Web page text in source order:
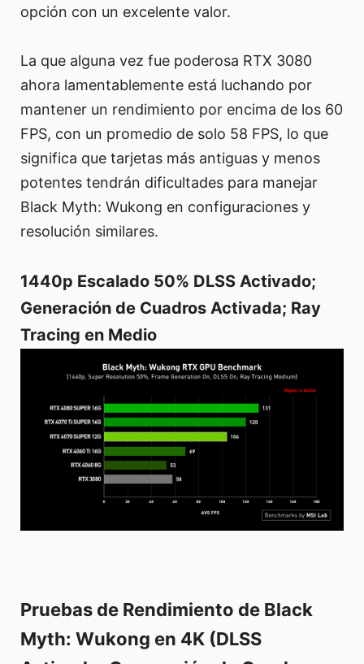
opción con un excelente valor.
La que alguna vez fue poderosa RTX 3080
ahora lamentablemente está luchando por
mantener un rendimiento por encima de los 60
FPS, con un promedio de solo 58 FPS, lo que
significa que tarjetas más antiguas y menos
potentes tendrán dificultades para manejar
Black Myth: Wukong en configuraciones y
resolución similares.
1440p Escalado 50% DLSS Activado;
Generación de Cuadros Activada; Ray
Tracing en Medio
Pruebas de Rendimiento de Black
Myth: Wukong en 4K (DLSS